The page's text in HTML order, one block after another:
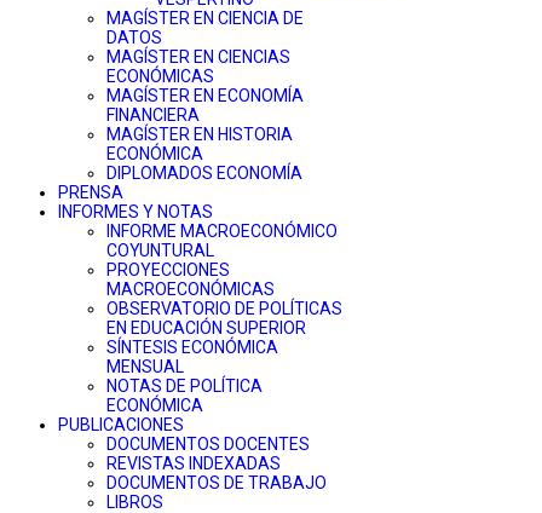
MAGÍSTER EN CIENCIA DE
DATOS
MAGÍSTER EN CIENCIAS
ECONÓMICAS
MAGÍSTER EN ECONOMÍA
FINANCIERA
MAGÍSTER EN HISTORIA
ECONÓMICA
DIPLOMADOS ECONOMÍA
PRENSA
INFORMES Y NOTAS
INFORME MACROECONÓMICO
COYUNTURAL
PROYECCIONES
MACROECONÓMICAS
OBSERVATORIO DE POLÍTICAS
EN EDUCACIÓN SUPERIOR
SÍNTESIS ECONÓMICA
MENSUAL
NOTAS DE POLÍTICA
ECONÓMICA
PUBLICACIONES
DOCUMENTOS DOCENTES
REVISTAS INDEXADAS
DOCUMENTOS DE TRABAJO
LIBROS